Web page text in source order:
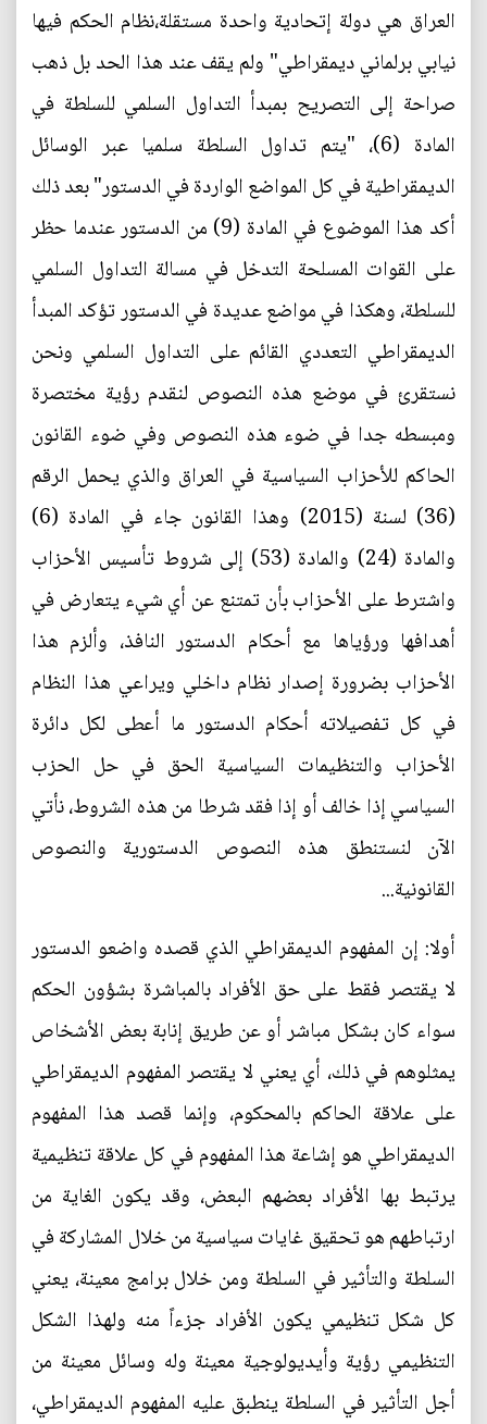
العراق هي دولة إتحادية واحدة مستقلة،نظام الحكم فيها
نيابي برلماني ديمقراطي" ولم يقف عند هذا الحد بل ذهب
صراحة إلى التصريح بمبدأ التداول السلمي للسلطة في
المادة (6)، "يتم تداول السلطة سلميا عبر الوسائل
الديمقراطية في كل المواضع الواردة في الدستور" بعد ذلك
أكد هذا الموضوع في المادة (9) من الدستور عندما حظر
على القوات المسلحة التدخل في مسالة التداول السلمي
للسلطة، وهكذا في مواضع عديدة في الدستور تؤكد المبدأ
الديمقراطي التعددي القائم على التداول السلمي ونحن
نستقرئ في موضع هذه النصوص لنقدم رؤية مختصرة
ومبسطه جدا في ضوء هذه النصوص وفي ضوء القانون
الحاكم للأحزاب السياسية في العراق والذي يحمل الرقم
(36) لسنة (2015) وهذا القانون جاء في المادة (6)
والمادة (24) والمادة (53) إلى شروط تأسيس الأحزاب
واشترط على الأحزاب بأن تمتنع عن أي شيء يتعارض في
أهدافها ورؤياها مع أحكام الدستور النافذ، وألزم هذا
الأحزاب بضرورة إصدار نظام داخلي ويراعي هذا النظام
في كل تفصيلاته أحكام الدستور ما أعطى لكل دائرة
الأحزاب والتنظيمات السياسية الحق في حل الحزب
السياسي إذا خالف أو إذا فقد شرطا من هذه الشروط، نأتي
الآن لنستنطق هذه النصوص الدستورية والنصوص
القانونية...
أولا: إن المفهوم الديمقراطي الذي قصده واضعو الدستور
لا يقتصر فقط على حق الأفراد بالمباشرة بشؤون الحكم
سواء كان بشكل مباشر أو عن طريق إنابة بعض الأشخاص
يمثلوهم في ذلك، أي يعني لا يقتصر المفهوم الديمقراطي
على علاقة الحاكم بالمحكوم، وإنما قصد هذا المفهوم
الديمقراطي هو إشاعة هذا المفهوم في كل علاقة تنظيمية
يرتبط بها الأفراد بعضهم البعض، وقد يكون الغاية من
ارتباطهم هو تحقيق غايات سياسية من خلال المشاركة في
السلطة والتأثير في السلطة ومن خلال برامج معينة، يعني
كل شكل تنظيمي يكون الأفراد جزءاً منه ولهذا الشكل
التنظيمي رؤية وأيديولوجية معينة وله وسائل معينة من
أجل التأثير في السلطة ينطبق عليه المفهوم الديمقراطي،